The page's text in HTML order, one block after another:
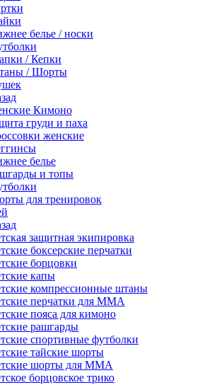
белье / носки
/ Кепки
/ Шорты
Кимоно
груди и паха
женские
белье
и топы
для тренировок
защитная экипировка
боксерские перчатки
борцовки
капы
компрессионные штаны
перчатки для ММА
пояса для кимоно
рашгарды
спортивные футболки
тайские шорты
шорты для ММА
борцовское трико